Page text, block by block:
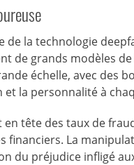
de la technologie
de grands modèles
échelle, avec des
la personnalité à
tête des taux de
financiers. La
du préjudice infligé